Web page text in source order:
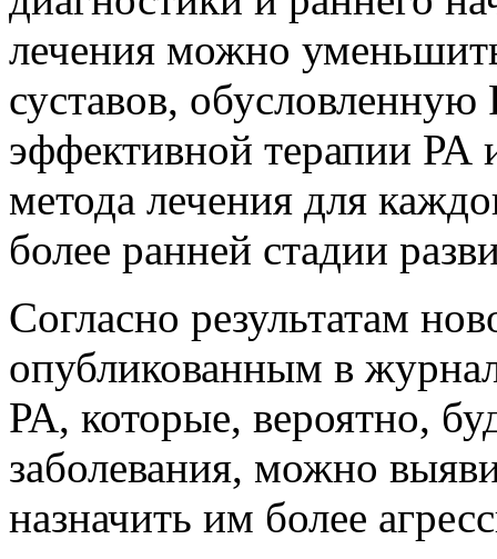
лечения можно
суставов,
эффективной терапии РА
метода лечения для
более ранней стадии
Согласно результатам
опубликованным в
РА, которые, вероятно,
заболевания, можно
назначить им более